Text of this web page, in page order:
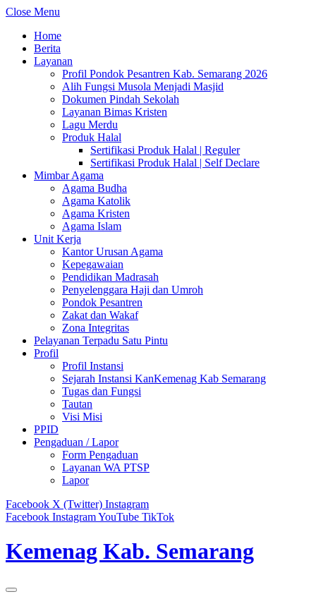
Close Menu
Home
Berita
Layanan
Profil Pondok Pesantren Kab. Semarang 2026
Alih Fungsi Musola Menjadi Masjid
Dokumen Pindah Sekolah
Layanan Bimas Kristen
Lagu Merdu
Produk Halal
Sertifikasi Produk Halal | Reguler
Sertifikasi Produk Halal | Self Declare
Mimbar Agama
Agama Budha
Agama Katolik
Agama Kristen
Agama Islam
Unit Kerja
Kantor Urusan Agama
Kepegawaian
Pendidikan Madrasah
Penyelenggara Haji dan Umroh
Pondok Pesantren
Zakat dan Wakaf
Zona Integritas
Pelayanan Terpadu Satu Pintu
Profil
Profil Instansi
Sejarah Instansi KanKemenag Kab Semarang
Tugas dan Fungsi
Tautan
Visi Misi
PPID
Pengaduan / Lapor
Form Pengaduan
Layanan WA PTSP
Lapor
Facebook X (Twitter) Instagram
Facebook InstagramYouTube TikTok
Kemenag Kab. Semarang